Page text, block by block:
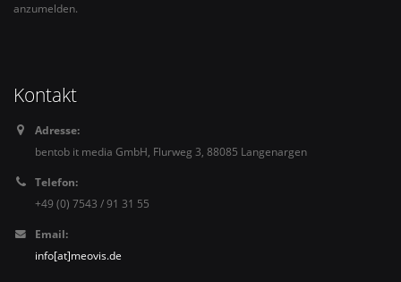
anzumelden.
Kontakt
Adresse:
bentob it media GmbH, Flurweg 3, 88085 Langenargen
Telefon:
+49 (0) 7543 / 91 31 55
Email:
info[at]meovis.de